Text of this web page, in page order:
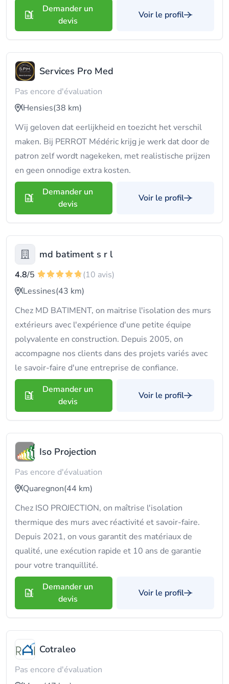
Demander un
devis
Voir le profil
Services Pro Med
Pas encore d'évaluation
Hensies(38 km)
Wij geloven dat eerlijkheid en toezicht het verschil
maken. Bij PERROT Médéric krijg je werk dat door de
patron zelf wordt nagekeken, met realistische prijzen
en geen onnodige extra kosten.
Demander un
devis
Voir le profil
md batiment s r l
4.8/5
(10 avis)
Lessines(43 km)
Chez MD BATIMENT, on maitrise l'isolation des murs
extérieurs avec l'expérience d'une petite équipe
polyvalente en construction. Depuis 2005, on
accompagne nos clients dans des projets variés avec
le savoir-faire d'une entreprise de confiance.
Demander un
devis
Voir le profil
Iso Projection
Pas encore d'évaluation
Quaregnon(44 km)
Chez ISO PROJECTION, on maîtrise l'isolation
thermique des murs avec réactivité et savoir-faire.
Depuis 2021, on vous garantit des matériaux de
qualité, une exécution rapide et 10 ans de garantie
pour votre tranquillité.
Demander un
devis
Voir le profil
Cotraleo
Pas encore d'évaluation